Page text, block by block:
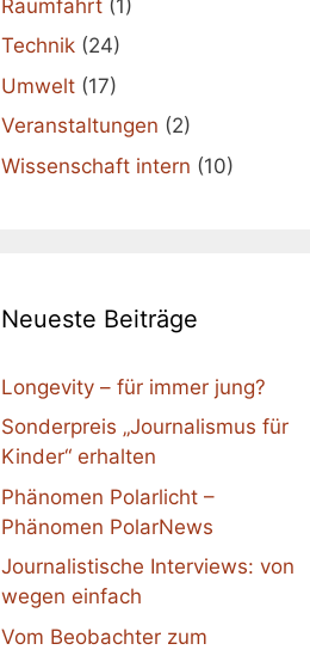
Raumfahrt (1)
Technik (24)
Umwelt (17)
Veranstaltungen (2)
Wissenschaft intern (10)
Neueste Beiträge
Longevity – für immer jung?
Sonderpreis „Journalismus für
Kinder“ erhalten
Phänomen Polarlicht –
Phänomen PolarNews
Journalistische Interviews: von
wegen einfach
Vom Beobachter zum